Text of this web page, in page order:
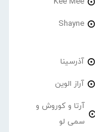
Shayne
آذرسینا
آراز الوین
آرتا و کوروش و
سمی لو